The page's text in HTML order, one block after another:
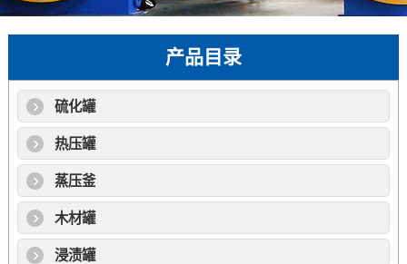
产品目录
硫化罐
热压罐
蒸压釜
木材罐
浸渍罐